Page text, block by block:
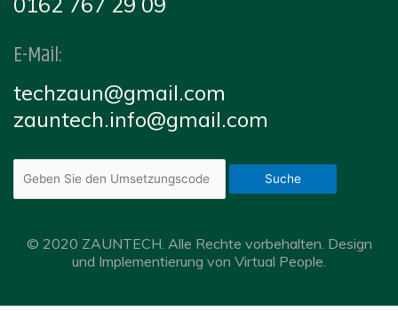
E-Mail:
techzaun@gmail.com
zauntech.info@gmail.com
Suche
© 2020 ZAUNTECH. Alle Rechte vorbehalten. Design
und Implementierung von Virtual People.